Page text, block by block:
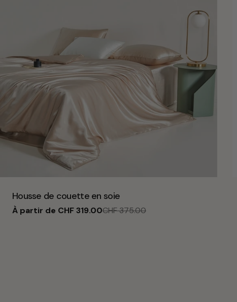
Taper:
Housse de couette en soie
Prix
À partir de CHF 319.00
Prix
CHF 375.00